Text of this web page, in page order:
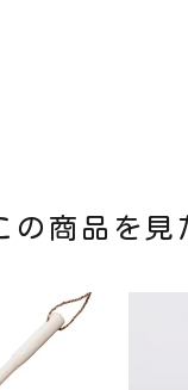
の商品を見